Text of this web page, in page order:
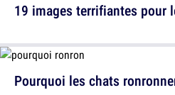
Pourquoi les chats
19 images terrifiantes pour